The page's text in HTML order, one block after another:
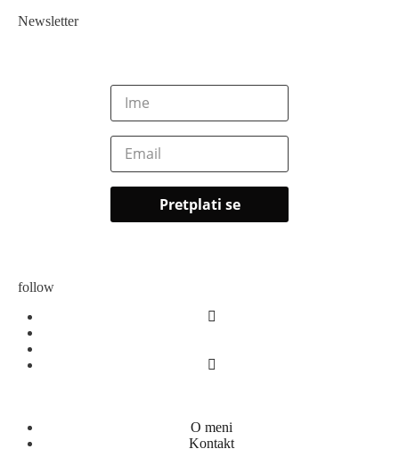
Newsletter
follow
O meni
Kontakt